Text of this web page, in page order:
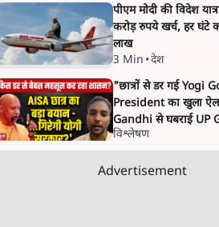
पीएम मोदी की विदेश
करोड़ रुपये खर्च, हर घंटे
लाख
3 Min •देश
"छात्रों से डर गई Yogi
President का खुला
Gandhi से घबराई UP
विश्लेषण
Advertisement